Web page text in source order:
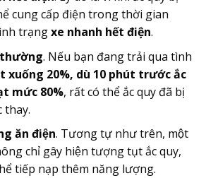
cung cấp điện trong thời gian
trạngxe nhanh hết điện.
. Nếu bạn đang trải qua tình
xuống 20%, dù 10 phút trước ắc
mức 80%, rất có thể ắc quy đã bị
thay.
ăn điện. Tương tự như trên, một
chỉ gây hiện tượng tụt ắc quy,
tiếp nạp thêm năng lượng.